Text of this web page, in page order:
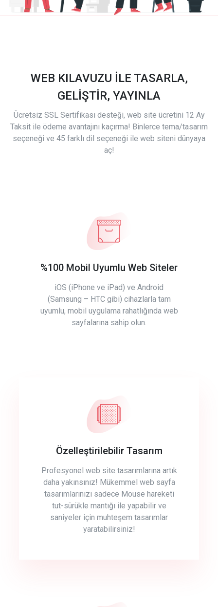
WEB KILAVUZU İLE TASARLA,
GELİŞTİR, YAYINLA
Ücretsiz SSL Sertifikası desteği, web site ücretini 12 Ay
Taksit ile ödeme avantajını kaçırma! Binlerce tema/tasarım
seçeneği ve 45 farklı dil seçeneği ile web siteni dünyaya
aç!
%100 Mobil Uyumlu Web Siteler
iOS (iPhone ve iPad) ve Android
(Samsung – HTC gibi) cihazlarla tam
uyumlu, mobil uygulama rahatlığında web
sayfalarına sahip olun.
Özelleştirilebilir Tasarım
Profesyonel web site tasarımlarına artık
daha yakınsınız! Mükemmel web sayfa
tasarımlarınızı sadece Mouse hareketi
tut-sürükle mantığı ile yapabilir ve
saniyeler için muhteşem tasarımlar
yaratabilirsiniz!